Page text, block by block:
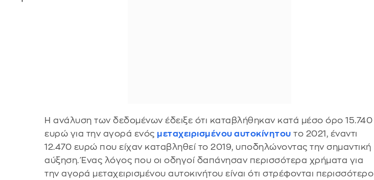
Η ανάλυση των δεδομένων έδειξε ότι καταβλήθηκαν κατά μέσο όρο 15.740
ευρώ για την αγορά ενός μεταχειρισμένου αυτοκίνητου το 2021, έναντι
12.470 ευρώ που είχαν καταβληθεί το 2019, υποδηλώνοντας την σημαντική
αύξηση. Ένας λόγος που οι οδηγοί δαπάνησαν περισσότερα χρήματα για
την αγορά μεταχειρισμένου αυτοκινήτου είναι ότι στρέφονται περισσότερο